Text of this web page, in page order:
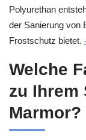
Polyurethan
der Sanierung von
Frostschutz bietet.
Welche
zu Ihrem
Marmor?